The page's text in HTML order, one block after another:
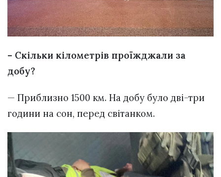
– Скільки кілометрів проїжджали за
добу?
— Приблизно 1500 км. На добу було дві-три
години на сон, перед світанком.